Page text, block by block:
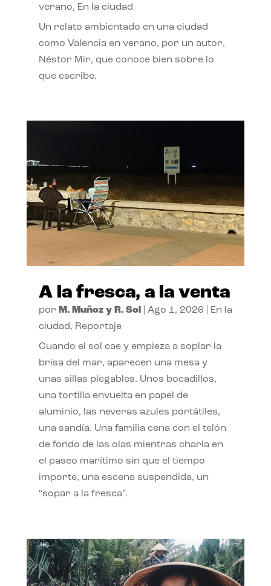
verano, En la ciudad
Un relato ambientado en una ciudad
como Valencia en verano, por un autor,
Néstor Mir, que conoce bien sobre lo
que escribe.
A la fresca, a la venta
por M. Muñoz y R. Sol| Ago 1, 2026
En la
ciudad, Reportaje
Cuando el sol cae y empieza a soplar la
brisa del mar, aparecen una mesa y
unas sillas plegables. Unos bocadillos,
una tortilla envuelta en papel de
aluminio, las neveras azules portátiles,
una sandía. Una familia cena con el telón
de fondo de las olas mientras charla en
el paseo marítimo sin que el tiempo
importe, una escena suspendida, un
“sopar a la fresca”.